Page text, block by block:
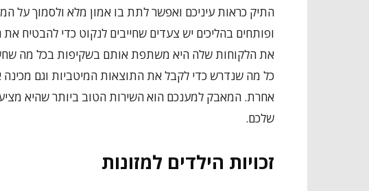
התיק כראות עיניכם ואפשר לתת בו אמון מלא ולסמוך על
ופותחים בהליכים יש צעדים שחייבים לנקוט כדי להבטיח
את הלקוחות שלה היא משתפת אותם בשקיפות בכל מה
כל מה שנדרש כדי לקבל את התוצאות המיטביות וגם
אחרת. המאבק למענכם הוא השירות הטוב ביותר שהיא
שלכם.
זכויות הילדים למזונות